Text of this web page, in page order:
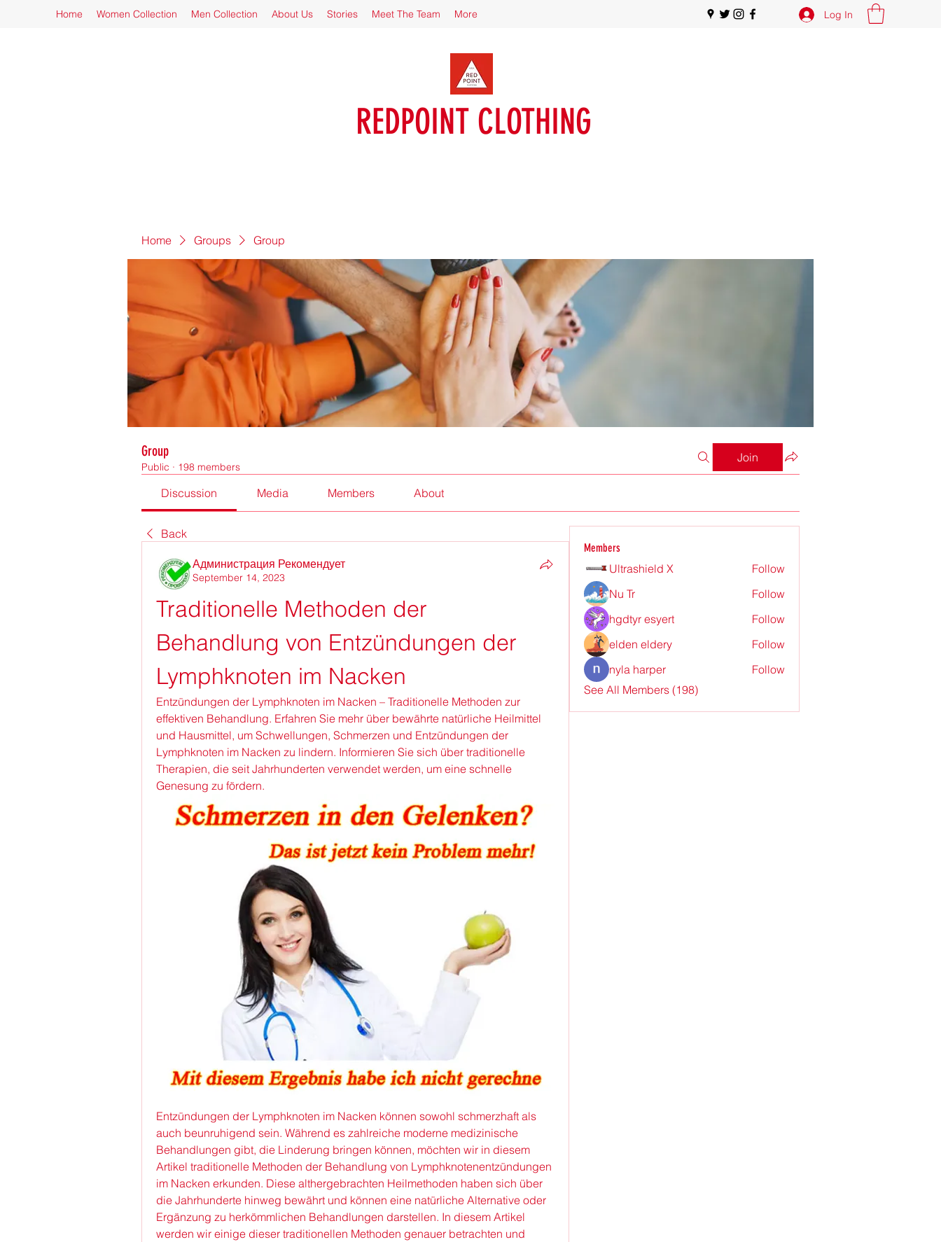
Home Women Collection Men Collection About Us Stories Meet The Team More Log In
REDPOINT CLOTHING
Home Groups Group
Group
Public · 198 members
Join
Discussion Media Members About
Back
Администрация Рекомендует
September 14, 2023
Traditionelle Methoden der
Behandlung von Entzündungen der
Lymphknoten im Nacken
Entzündungen der Lymphknoten im Nacken – Traditionelle Methoden zur
effektiven Behandlung. Erfahren Sie mehr über bewährte natürliche Heilmittel
und Hausmittel, um Schwellungen, Schmerzen und Entzündungen der
Lymphknoten im Nacken zu lindern. Informieren Sie sich über traditionelle
Therapien, die seit Jahrhunderten verwendet werden, um eine schnelle
Genesung zu fördern.
Entzündungen der Lymphknoten im Nacken können sowohl schmerzhaft als
auch beunruhigend sein. Während es zahlreiche moderne medizinische
Behandlungen gibt, die Linderung bringen können, möchten wir in diesem
Artikel traditionelle Methoden der Behandlung von Lymphknotenentzündungen
im Nacken erkunden. Diese althergebrachten Heilmethoden haben sich über
die Jahrhunderte hinweg bewährt und können eine natürliche Alternative oder
Ergänzung zu herkömmlichen Behandlungen darstellen. In diesem Artikel
werden wir einige dieser traditionellen Methoden genauer betrachten und
Members
Ultrashield X
Follow
Nu Tr
Follow
hgdtyr esyert
Follow
elden eldery
Follow
nyla harper
Follow
See All Members (198)